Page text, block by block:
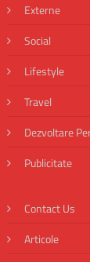
Externe
Social
Lifestyle
Travel
Dezvoltare
Publicitate
Contact Us
Articole